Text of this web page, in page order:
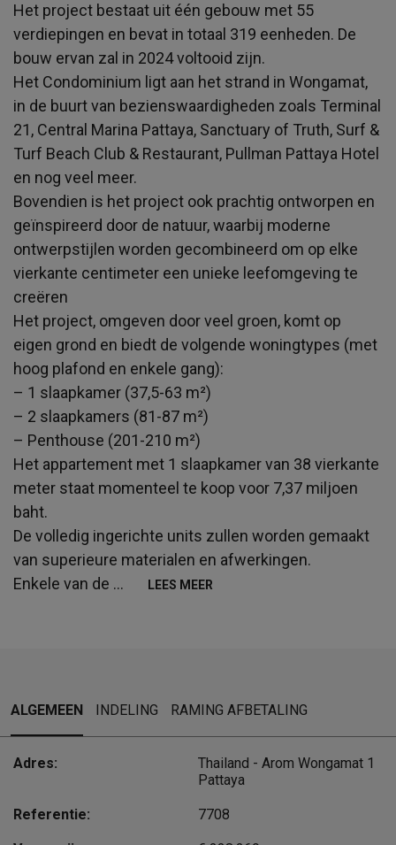
Het project bestaat uit één gebouw met 55
verdiepingen en bevat in totaal 319 eenheden. De
bouw ervan zal in 2024 voltooid zijn.
Het Condominium ligt aan het strand in Wongamat,
in de buurt van bezienswaardigheden zoals Terminal
21, Central Marina Pattaya, Sanctuary of Truth, Surf &
Turf Beach Club & Restaurant, Pullman Pattaya Hotel
en nog veel meer.
Bovendien is het project ook prachtig ontworpen en
geïnspireerd door de natuur, waarbij moderne
ontwerpstijlen worden gecombineerd om op elke
vierkante centimeter een unieke leefomgeving te
creëren
Het project, omgeven door veel groen, komt op
eigen grond en biedt de volgende woningtypes (met
hoog plafond en enkele gang):
– 1 slaapkamer (37,5-63 m²)
– 2 slaapkamers (81-87 m²)
– Penthouse (201-210 m²)
Het appartement met 1 slaapkamer van 38 vierkante
meter staat momenteel te koop voor 7,37 miljoen
baht.
De volledig ingerichte units zullen worden gemaakt
van superieure materialen en afwerkingen.
Enkele van de ... LEES MEER
ALGEMEEN INDELING RAMING AFBETALING
Adres:
Thailand - Arom Wongamat 1
Pattaya
Referentie: 7708